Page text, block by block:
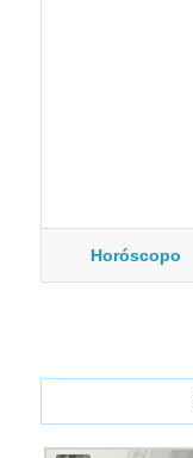
Horóscopo